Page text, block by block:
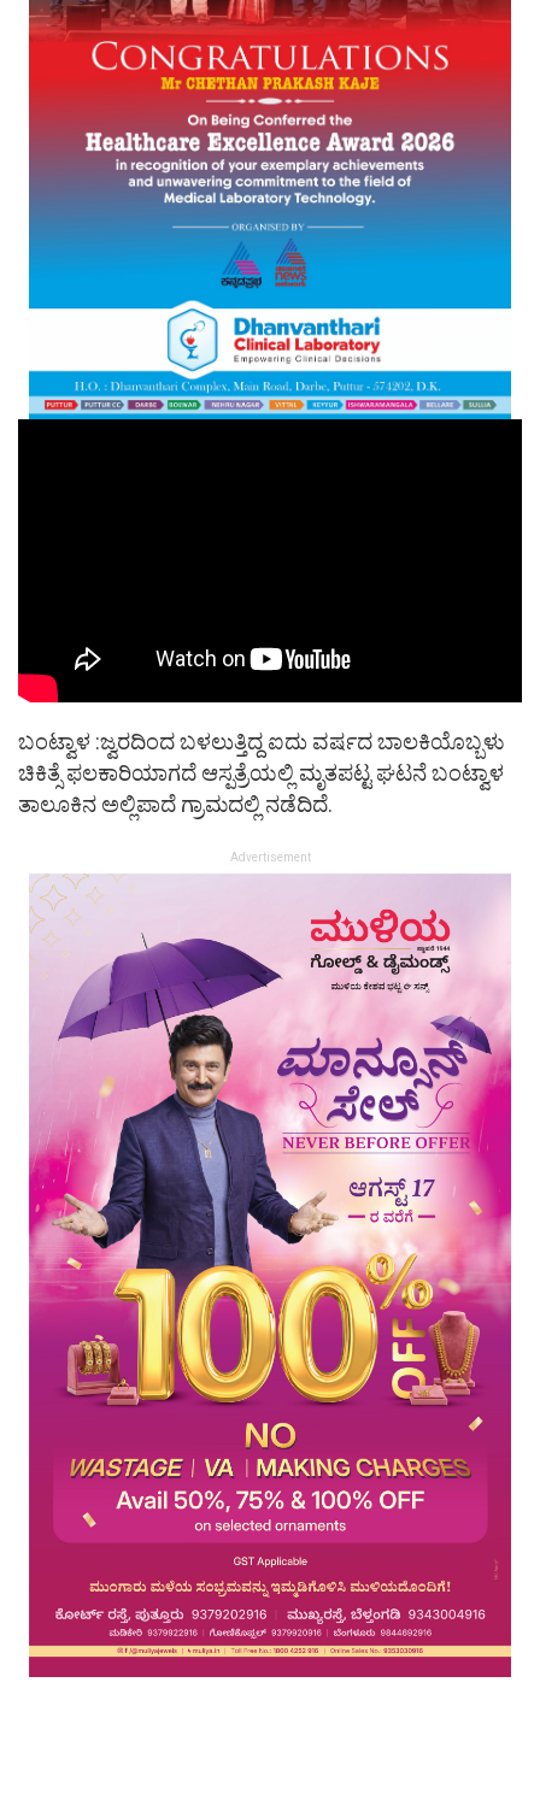
ಬಂಟ್ವಾಳ :ಜ್ವರದಿಂದ ಬಳಲುತ್ತಿದ್ದ ಐದು ವರ್ಷದ ಬಾಲಕಿಯೊಬ್ಬಳು
ಚಿಕಿತ್ಸೆ ಫಲಕಾರಿಯಾಗದೆ ಆಸ್ಪತ್ರೆಯಲ್ಲಿ ಮೃತಪಟ್ಟ ಘಟನೆ ಬಂಟ್ವಾಳ
ತಾಲೂಕಿನ ಅಲ್ಲಿಪಾದೆ ಗ್ರಾಮದಲ್ಲಿ ನಡೆದಿದೆ.
Advertisement